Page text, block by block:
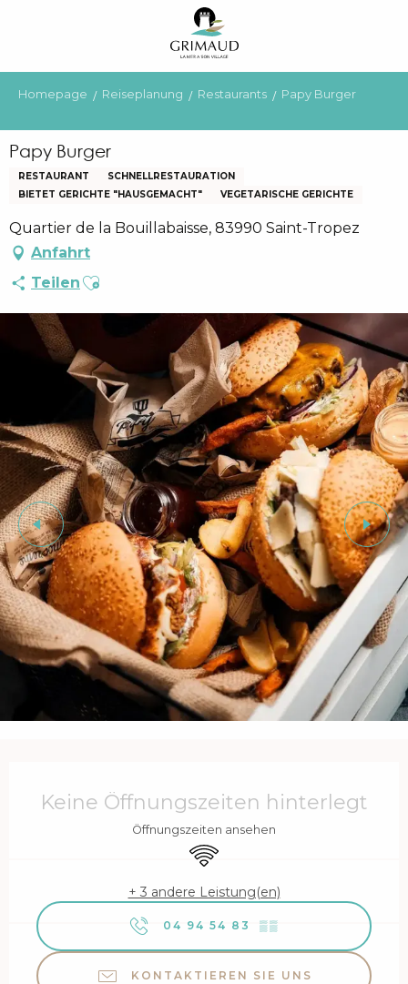
principal
Homepage Reiseplanung Restaurants Papy Burger
Papy Burger
RESTAURANT
SCHNELLRESTAURATION
BIETET GERICHTE "HAUSGEMACHT"
VEGETARISCHE GERICHTE
Quartier de la Bouillabaisse, 83990 Saint-Tropez
Anfahrt
Teilen Ajouter aux favoris
Keine Öffnungszeiten hinterlegt
Öffnungszeiten ansehen
Wi-Fi
+ 3 andere Leistung(en)
04 94 54 83 ▒▒
KONTAKTIEREN SIE UNS